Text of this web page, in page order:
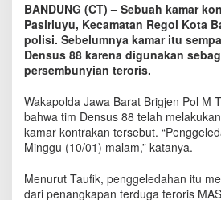
s
u
s
8
8
R
u
m
a
o
BANDUNG (CT) – Sebuah kamar
Pasirluyu, Kecamatan Regol Kota
polisi. Sebelumnya kamar itu
Densus 88 karena digunakan
persembunyian teroris.
Wakapolda Jawa Barat Brigjen Pol M
bahwa tim Densus 88 telah
kamar kontrakan tersebut.
Minggu (10/01) malam,” katanya.
Menurut Taufik, penggeledahan itu
dari penangkapan terduga teroris